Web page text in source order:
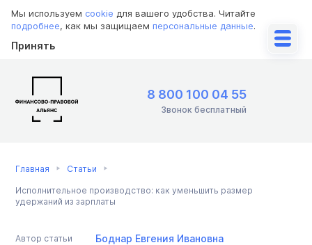
Мы используем cookie для вашего удобства. Читайте
подробнее, как мы защищаем персональные данные.
Принять
8 800 100 04 55
Звонок бесплатный
Главная Статьи
Исполнительное производство: как уменьшить размер
удержаний из зарплаты
Автор статьи Боднар Евгения Ивановна